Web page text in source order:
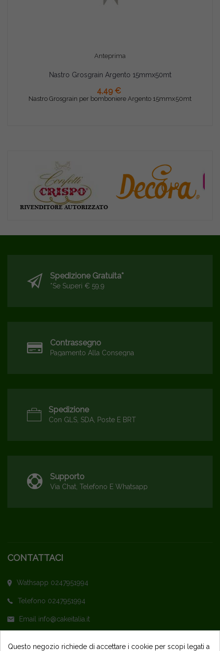
Anteprima
Nastro Grosgrain Argento 15mmx50mt
4,49 €
Nastro Grosgrain per bomboniere Argento 15mmx50mt
AGGIUNGI AL CARRELLO
Spedizione Gratuita*
*se Superi € 59,9
Contrassegno
Pagamento Alla Consegna
Spedizione
Con GLS, SDA, Poste E BRT
Supporto
Via Chat, Telefono E Whatsapp
CONTATTACI
Wathsapp 0247951994
Telefono 0247951994
Email info@cakeitalia.it
Questo negozio richiede di accettare i cookie per scopi legati a